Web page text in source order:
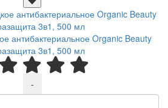
антибактериальное Organic Beauty
3в1, 500 мл
-